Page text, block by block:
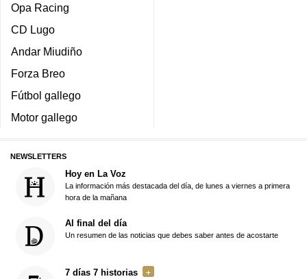
Opa Racing
CD Lugo
Andar Miudiño
Forza Breo
Fútbol gallego
Motor gallego
NEWSLETTERS
Hoy en La Voz
La información más destacada del día, de lunes a viernes a primera
hora de la mañana
Al final del día
Un resumen de las noticias que debes saber antes de acostarte
7 días 7 historias